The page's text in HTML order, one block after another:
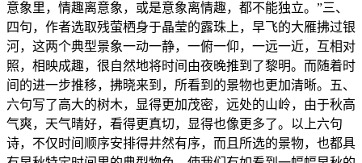
意象里，情趣离意象，或是意象离情趣，都不能独立。”三、
四句，作者选取残萤栖身于晶莹的露珠上，早飞的大雁拂过银
河，这两个典型景象一动一静，一俯一仰，一远一近，互相对
照，相映成趣，很自然地将时间由夜晚推到了黎明。而随着时
间的进一步推移，拂晓来到，所看到的景物也更加清晰。五、
六句写了高大的树木，显得更加茂密，远处的山岭，由于秋高
气爽，天气晴好，看得更真切，显得也像更多了。以上六句
诗，不仅时间顺序安排得井然有序，而且所选的景物，也都具